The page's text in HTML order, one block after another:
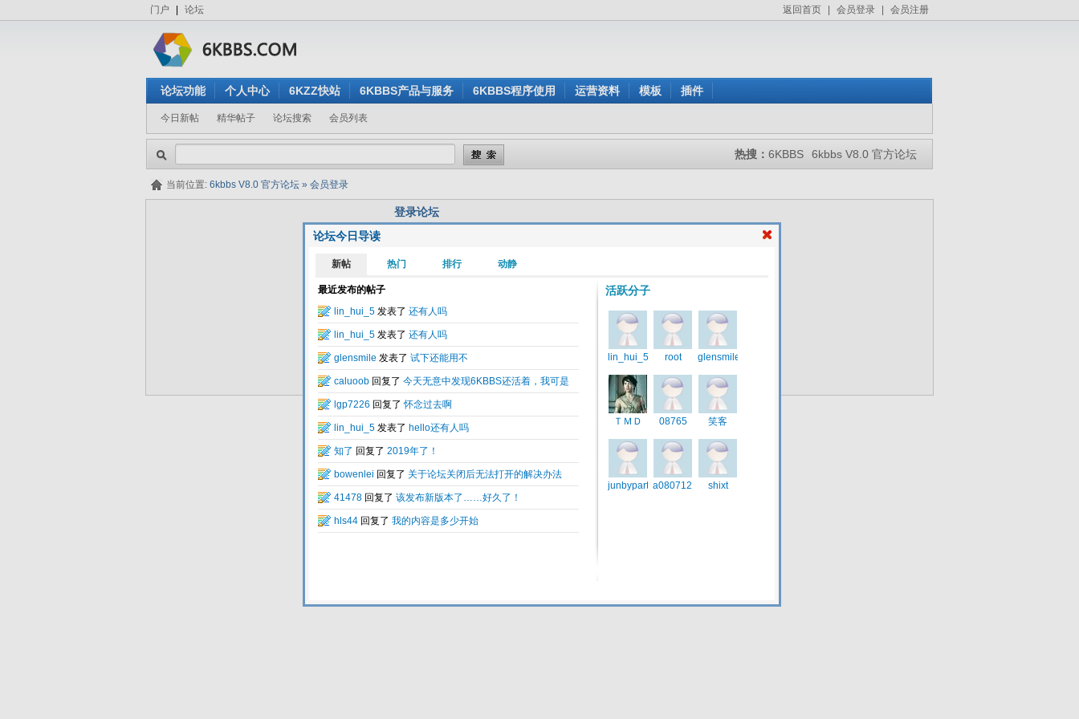
门户 论坛 返回首页 会员登录 会员注册
论坛功能 个人中心 6KZZ快站 6KBBS产品与服务 6KBBS程序使用 运营资料 模板 插件
今日新帖 精华帖子 论坛搜索 会员列表
热搜： 6KBBS 6kbbs V8.0 官方论坛
论坛今日导读
当前位置: 6kbbs V8.0 官方论坛 » 会员登录
登录论坛
用户名:
验证码: 看不清楚？点击刷新验证码
隐身登录: 是 否
记住我的登录状态
Total 0.00684(s) query 3, Time now is:2026-08-08 00:45
Powered by